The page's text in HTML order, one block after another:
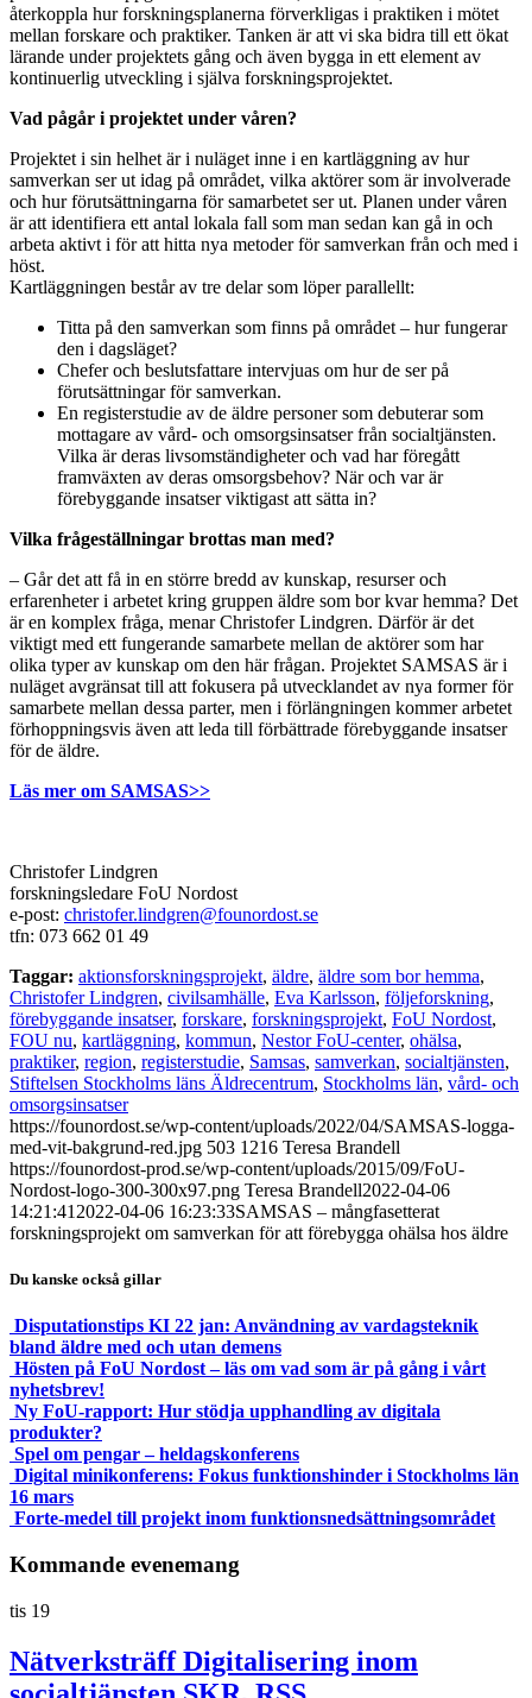
återkoppla hur forskningsplanerna förverkligas i praktiken i mötet
mellan forskare och praktiker. Tanken är att vi ska bidra till ett ökat
lärande under projektets gång och även bygga in ett element av
kontinuerlig utveckling i själva forskningsprojektet.
Vad pågår i projektet under våren?
Projektet i sin helhet är i nuläget inne i en kartläggning av hur
samverkan ser ut idag på området, vilka aktörer som är involverade
och hur förutsättningarna för samarbetet ser ut. Planen under våren
är att identifiera ett antal lokala fall som man sedan kan gå in och
arbeta aktivt i för att hitta nya metoder för samverkan från och med i
höst.
Kartläggningen består av tre delar som löper parallellt:
Titta på den samverkan som finns på området – hur fungerar
den i dagsläget?
Chefer och beslutsfattare intervjuas om hur de ser på
förutsättningar för samverkan.
En registerstudie av de äldre personer som debuterar som
mottagare av vård- och omsorgsinsatser från socialtjänsten.
Vilka är deras livsomständigheter och vad har föregått
framväxten av deras omsorgsbehov? När och var är
förebyggande insatser viktigast att sätta in?
Vilka frågeställningar brottas man med?
– Går det att få in en större bredd av kunskap, resurser och
erfarenheter i arbetet kring gruppen äldre som bor kvar hemma? Det
är en komplex fråga, menar Christofer Lindgren. Därför är det
viktigt med ett fungerande samarbete mellan de aktörer som har
olika typer av kunskap om den här frågan. Projektet SAMSAS är i
nuläget avgränsat till att fokusera på utvecklandet av nya former för
samarbete mellan dessa parter, men i förlängningen kommer arbetet
förhoppningsvis även att leda till förbättrade förebyggande insatser
för de äldre.
Läs mer om SAMSAS>>
Christofer Lindgren
forskningsledare FoU Nordost
e-post: christofer.lindgren@founordost.se
tfn: 073 662 01 49
Taggar: aktionsforskningsprojekt, äldre, äldre som bor hemma,
Christofer Lindgren, civilsamhälle, Eva Karlsson, följeforskning,
förebyggande insatser, forskare, forskningsprojekt, FoU Nordost,
FOU nu, kartläggning, kommun, Nestor FoU-center, ohälsa,
praktiker, region, registerstudie, Samsas, samverkan, socialtjänsten,
Stiftelsen Stockholms läns Äldrecentrum, Stockholms län, vård- och
omsorgsinsatser
https://founordost.se/wp-content/uploads/2022/04/SAMSAS-logga-
med-vit-bakgrund-red.jpg 503 1216 Teresa Brandell
https://founordost-prod.se/wp-content/uploads/2015/09/FoU-
Nordost-logo-300-300x97.png Teresa Brandell2022-04-06
14:21:41 2022-04-06 16:23:33SAMSAS – mångfasetterat
forskningsprojekt om samverkan för att förebygga ohälsa hos äldre
Du kanske också gillar
Disputationstips KI 22 jan: Användning av vardagsteknik
bland äldre med och utan demens
Hösten på FoU Nordost – läs om vad som är på gång i vårt
nyhetsbrev!
Ny FoU-rapport: Hur stödja upphandling av digitala
produkter?
Spel om pengar – heldagskonferens
Digital minikonferens: Fokus funktionshinder i Stockholms län
16 mars
Forte-medel till projekt inom funktionsnedsättningsområdet
Kommande evenemang
tis 19
Nätverksträff Digitalisering inom